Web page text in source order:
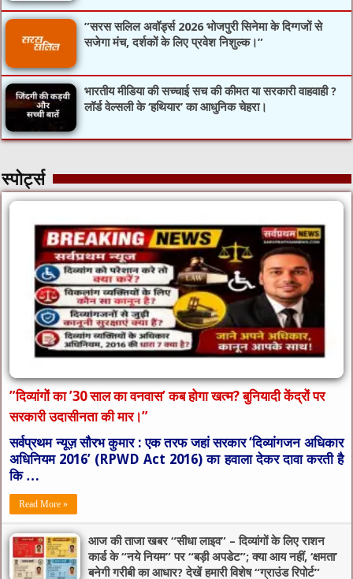
​”सरस सलिल अवॉर्ड्स 2026 भोजपुरी सिनेमा के दिग्गजों से
सजेगा मंच, दर्शकों के लिए प्रवेश निशुल्क।”
भारतीय मीडिया की सच्चाई सच की कीमत या सरकारी वाहवाही ?
लॉर्ड वेल्सली के ‘हथियार’ का आधुनिक चेहरा।
स्पोर्ट्स
​”दिव्यांगों का ’30 साल का वनवास’ कब होगा खत्म? बुनियादी केंद्रों पर
सरकारी उदासीनता की मार।”
सर्वप्रथम न्यूज़ सौरभ कुमार : एक तरफ जहां सरकार ‘दिव्यांगजन अधिकार
अधिनियम 2016’ (RPWD Act 2016) का हवाला देकर दावा करती है
कि …
Read More »
आज की ताजा खबर “सीधा लाइव” – दिव्यांगों के लिए राशन
कार्ड के “नये नियम” पर “बड़ी अपडेट”; क्या आय नहीं, ‘क्षमता’
बनेगी गरीबी का आधार? देखें हमारी विशेष “ग्राउंड रिपोर्ट”